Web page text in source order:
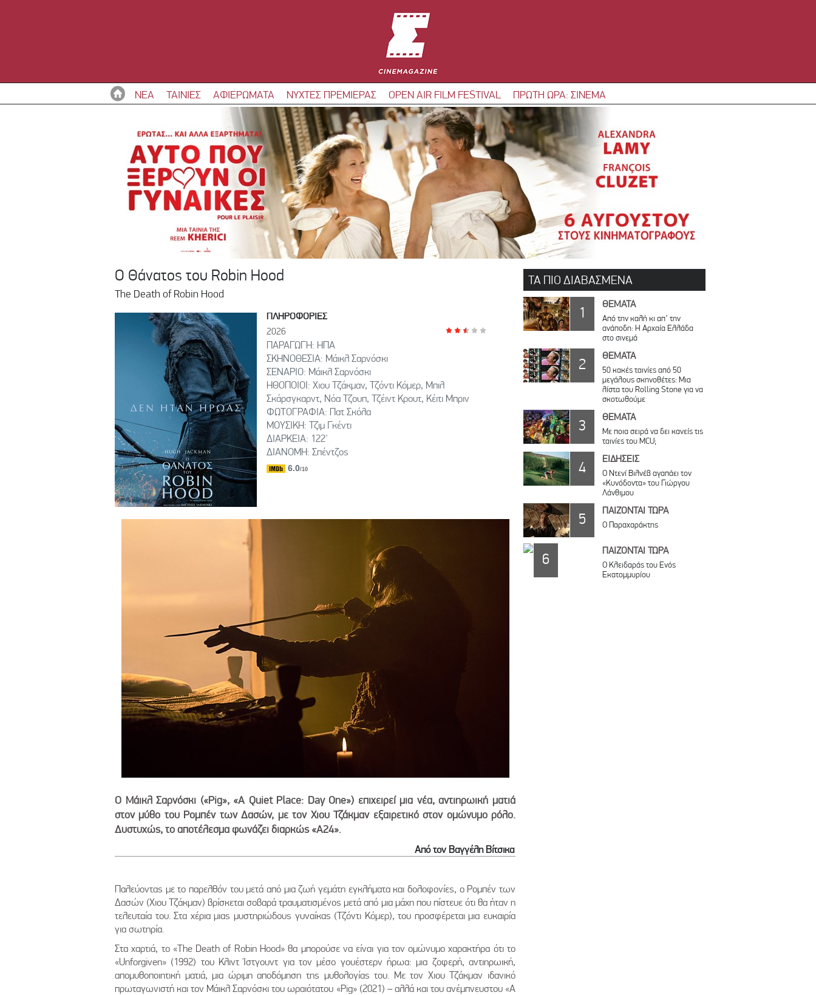
ΝΕΑ ΤΑΙΝΙΕΣ ΑΦΙΕΡΩΜΑΤΑ ΝΥΧΤΕΣ ΠΡΕΜΙΕΡΑΣ OPEN AIR FILM FESTIVAL ΠΡΩΤΗ ΩΡΑ: ΣΙΝΕΜΑ
Ο Θάνατος του Robin Hood
The Death of Robin Hood
ΠΛΗΡΟΦΟΡΙΕΣ
2026
ΠΑΡΑΓΩΓΗ: ΗΠΑ
ΣΚΗΝΟΘΕΣΙΑ: Μάικλ Σαρνόσκι
ΣΕΝΑΡΙΟ: Μάικλ Σαρνόσκι
ΗΘΟΠΟΙΟΙ: Χιου Τζάκμαν, Τζόντι Κόμερ, Μπιλ
Σκάρσγκαρντ, Νόα Τζουπ, Τζέιντ Κρουτ, Κέιτι Μπριν
ΦΩΤΟΓΡΑΦΙΑ: Πατ Σκόλα
ΜΟΥΣΙΚΗ: Τζιμ Γκέντι
ΔΙΑΡΚΕΙΑ: 122'
ΔΙΑΝΟΜΗ: Σπέντζος
6.0/10
Ο Μάικλ Σαρνόσκι («Pig», «A Quiet Place: Day One») επιχειρεί μια νέα, αντιηρωική ματιά
στον μύθο του Ρομπέν των Δασών, με τον Χιου Τζάκμαν εξαιρετικό στον ομώνυμο ρόλο.
Δυστυχώς, το αποτέλεσμα φωνάζει διαρκώς «Α24».
Από τον Βαγγέλη Βίτσικα
Παλεύοντας με το παρελθόν του μετά από μια ζωή γεμάτη εγκλήματα και δολοφονίες, ο Ρομπέν των
Δασών (Χιου Τζάκμαν) βρίσκεται σοβαρά τραυματισμένος μετά από μια μάχη που πίστευε ότι θα ήταν η
τελευταία του. Στα χέρια μιας μυστηριώδους γυναίκας (Τζόντι Κόμερ), του προσφέρεται μια ευκαιρία
για σωτηρία.
Στα χαρτιά, το «The Death of Robin Hood» θα μπορούσε να είναι για τον ομώνυμο χαρακτήρα ότι το
«Unforgiven» (1992) του Κλιντ Ίστγουντ για τον μέσο γουέστερν ήρωα: μια ζοφερή, αντιηρωική,
απομυθοποιητική ματιά, μια ώριμη αποδόμηση της μυθολογίας του. Με τον Χιου Τζάκμαν ιδανικό
πρωταγωνιστή και τον Μάικλ Σαρνόσκι του ωραιότατου «Pig» (2021) – αλλά και του ανέμπνευστου «A
ΤΑ ΠΙΟ ΔΙΑΒΑΣΜΕΝΑ
1 ΘΕΜΑΤΑ
Από την καλή κι απ’ την
ανάποδη: Η Αρχαία Ελλάδα
στο σινεμά
2 ΘΕΜΑΤΑ
50 κακές ταινίες από 50
μεγάλους σκηνοθέτες: Μια
λίστα του Rolling Stone για να
σκοτωθούμε
3 ΘΕΜΑΤΑ
Με ποια σειρά να δει κανείς τις
ταινίες του MCU;
4 ΕΙΔΗΣΕΙΣ
Ο Ντενί Βιλνέβ αγαπάει τον
«Κυνόδοντα» του Γιώργου
Λάνθιμου
5 ΠΑΙΖΟΝΤΑΙ ΤΩΡΑ
Ο Παραχαράκτης
6 ΠΑΙΖΟΝΤΑΙ ΤΩΡΑ
Ο Κλειδαράς του Ενός
Εκατομμυρίου